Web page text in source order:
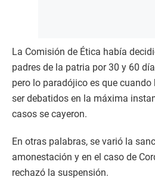
La Comisión de Ética había
padres de la patria por 30 y 60
pero lo paradójico es que
ser debatidos en la máxima
casos se cayeron.
En otras palabras, se varió la
amonestación y en el caso de
rechazó la suspensión.